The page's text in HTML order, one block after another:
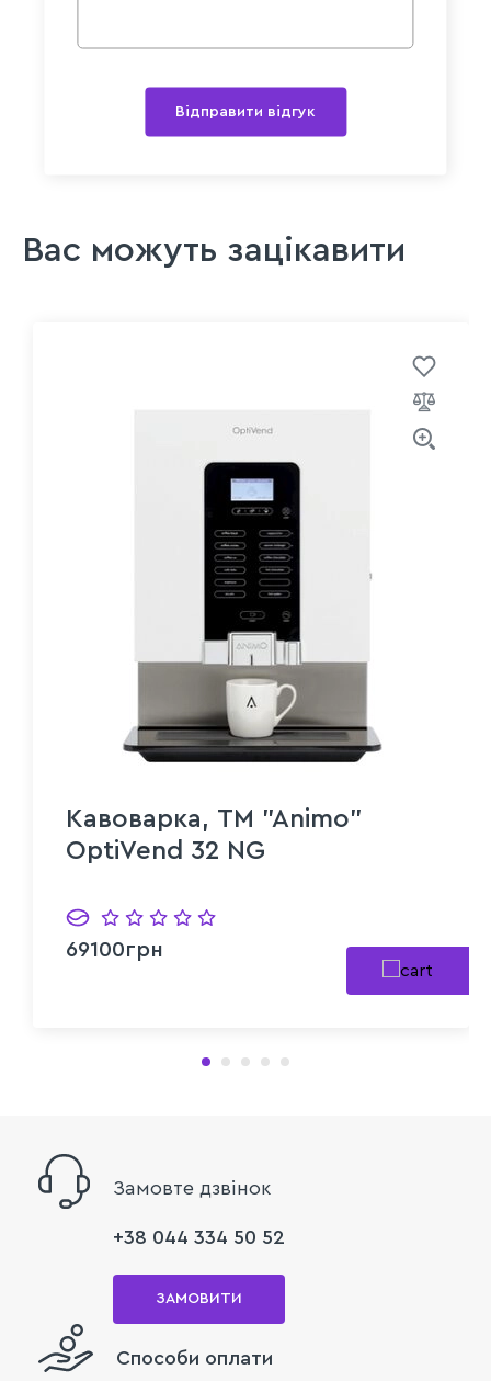
Відправити відгук
Вас можуть зацікавити
Кавоварка, TM "Animo"
OptiVend 32 NG
69100грн
Замовте дзвінок
+38 044 334 50 52
ЗАМОВИТИ
Способи оплати